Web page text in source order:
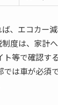
、エコカー
度は、家計
等で確認す
は車が必須